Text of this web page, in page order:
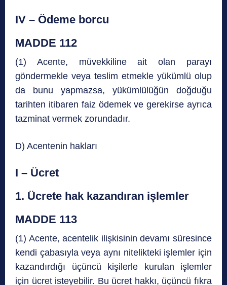
IV – Ödeme borcu
MADDE 112
(1) Acente, müvekkiline ait olan parayı
göndermekle veya teslim etmekle yükümlü olup
da bunu yapmazsa, yükümlülüğün doğduğu
tarihten itibaren faiz ödemek ve gerekirse ayrıca
tazminat vermek zorundadır.
D) Acentenin hakları
I – Ücret
1. Ücrete hak kazandıran işlemler
MADDE 113
(1) Acente, acentelik ilişkisinin devamı süresince
kendi çabasıyla veya aynı nitelikteki işlemler için
kazandırdığı üçüncü kişilerle kurulan işlemler
için ücret isteyebilir. Bu ücret hakkı, üçüncü fıkra